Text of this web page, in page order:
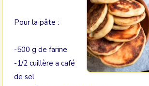
Pour la pâte :
-500 g de farine
-1/2 cuillère a café
de sel